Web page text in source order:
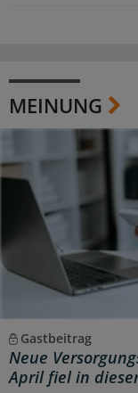
MEINUNG
Gastbeitrag
Neue
April fiel in